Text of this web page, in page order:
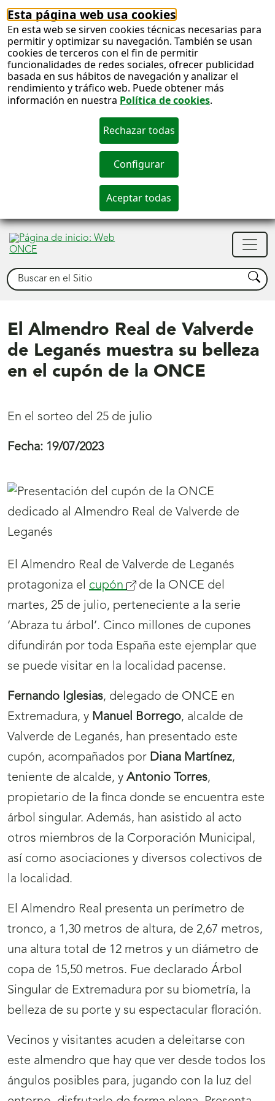
Esta página web usa cookies
En esta web se sirven cookies técnicas necesarias para
permitir y optimizar su navegación. También se usan
cookies de terceros con el fin de permitir
funcionalidades de redes sociales, ofrecer publicidad
basada en sus hábitos de navegación y analizar el
rendimiento y tráfico web. Puede obtener más
información en nuestra Política de cookies.
Buscar Buscar
El Almendro Real de Valverde
de Leganés muestra su belleza
en el cupón de la ONCE
En el sorteo del 25 de julio
Fecha: 19/07/2023
El Almendro Real de Valverde de Leganés
protagoniza el cupón (se
abrirá
nueva
ventana)
de la ONCE del
martes, 25 de julio, perteneciente a la serie
‘Abraza tu árbol’. Cinco millones de cupones
difundirán por toda España este ejemplar que
se puede visitar en la localidad pacense.
Fernando Iglesias, delegado de ONCE en
Extremadura, y Manuel Borrego, alcalde de
Valverde de Leganés, han presentado este
cupón, acompañados por Diana Martínez,
teniente de alcalde, y Antonio Torres,
propietario de la finca donde se encuentra este
árbol singular. Además, han asistido al acto
otros miembros de la Corporación Municipal,
así como asociaciones y diversos colectivos de
la localidad.
El Almendro Real presenta un perímetro de
tronco, a 1,30 metros de altura, de 2,67 metros,
una altura total de 12 metros y un diámetro de
copa de 15,50 metros. Fue declarado Árbol
Singular de Extremadura por su biometría, la
belleza de su porte y su espectacular floración.
Vecinos y visitantes acuden a deleitarse con
este almendro que hay que ver desde todos los
ángulos posibles para, jugando con la luz del